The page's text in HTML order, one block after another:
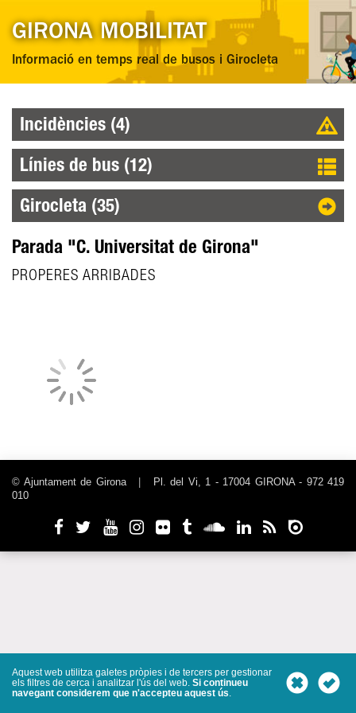
GIRONA MOBILITAT
Informació en temps real de busos i Girocleta
Incidències (4)
Línies de bus (12)
Girocleta (35)
Parada "C. Universitat de Girona"
PROPERES ARRIBADES
© Ajuntament de Girona
Pl. del Vi, 1 - 17004 GIRONA - 972 419
010
Aquest web utilitza galetes pròpies i de tercers per gestionar
els filtres de cerca i analitzar l'ús del web. Si continueu
navegant considerem que n'accepteu aquest ús.